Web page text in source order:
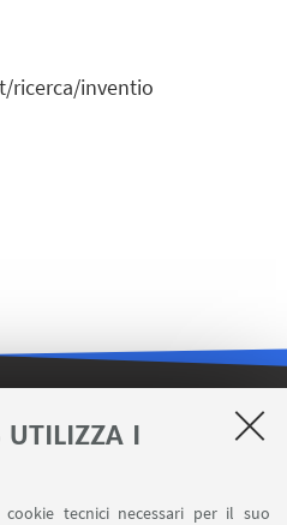
UTILIZZA I
tecnici necessari per il suo
ricerca/inventio
UTILI
FILO